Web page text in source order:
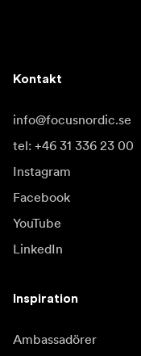
Kontakt
info@focusnordic.se
tel: +46 31 336 23 00
Instagram
Facebook
YouTube
LinkedIn
Inspiration
Ambassadörer